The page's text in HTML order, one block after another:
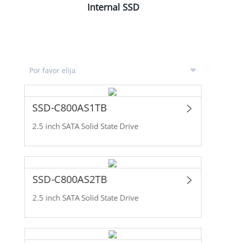
Internal SSD
SSD-C800AS1TB
2.5 inch SATA Solid State Drive
SSD-C800AS2TB
2.5 inch SATA Solid State Drive